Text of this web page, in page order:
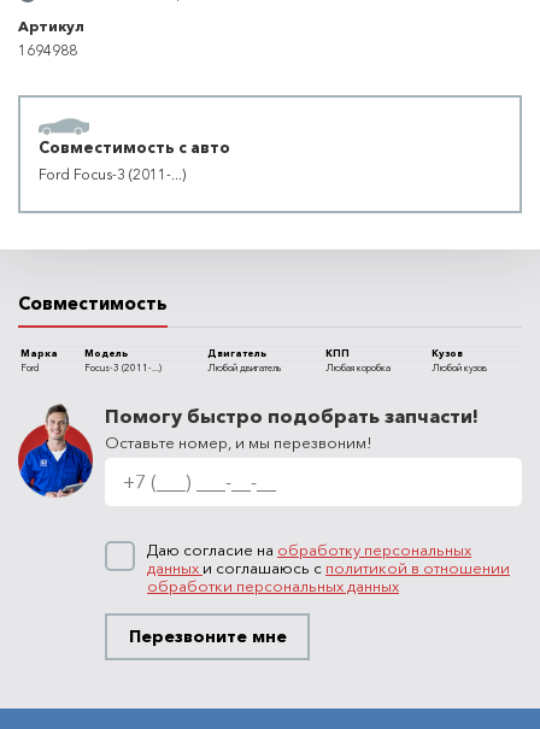
Артикул
1694988
Совместимость с авто
Ford Focus-3 (2011-...)
Совместимость
Марка Модель Двигатель КПП
Кузов
Ford
Focus-3 (2011-...) Любой двигатель Любая коробка Любой кузов
Помогу быстро подобрать запчасти!
Оставьте номер, и мы перезвоним!
Даю согласие на обработку персональных
данных и соглашаюсь с политикой в отношении
обработки персональных данных
Перезвоните мне